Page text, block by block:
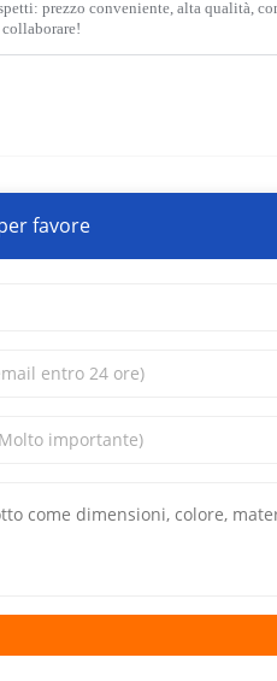
prezzo conveniente, alta qualità,
favore